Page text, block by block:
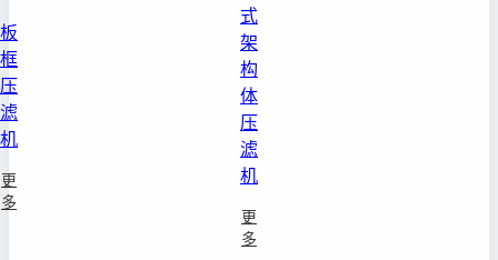
板
框
压
滤
机
更
多
式
架
构
体
压
滤
机
更
多